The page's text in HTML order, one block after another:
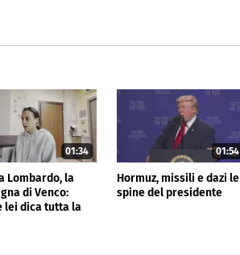
01:34
Lombardo, la
di Venco:
lei dica tutta la
01:54
Hormuz, missili e dazi le
spine del presidente